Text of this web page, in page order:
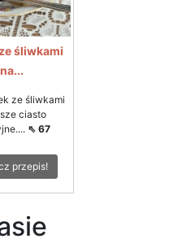
śliwkami
na...
ze śliwkami
ciasto
⇖ 67
przepis!